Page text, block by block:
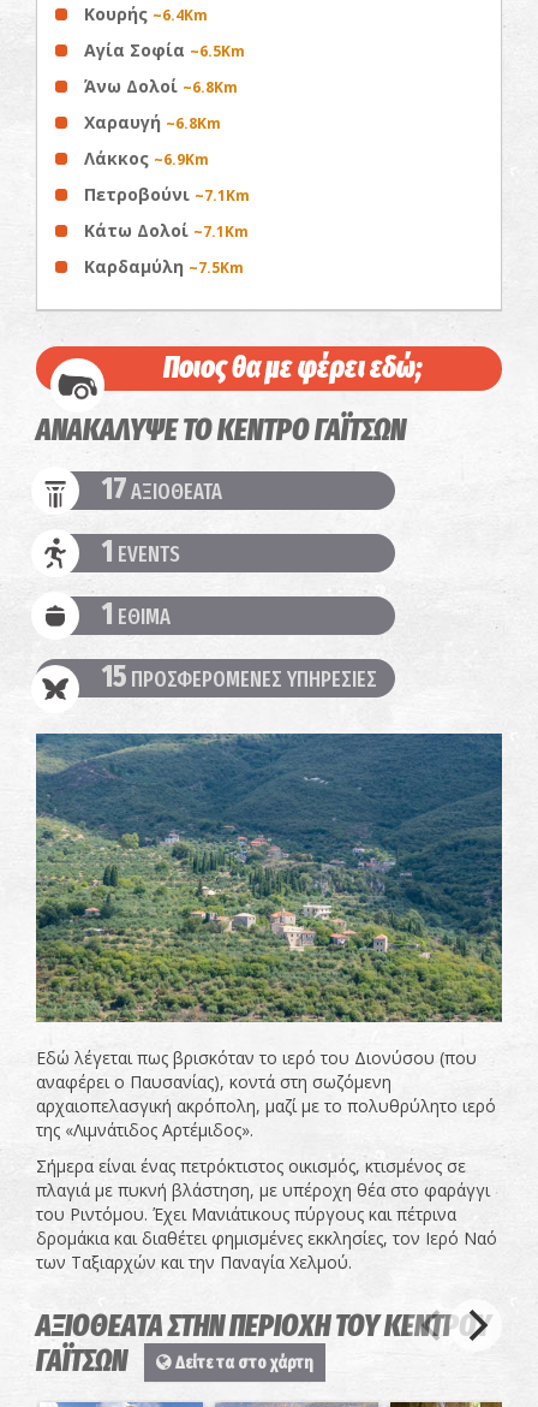
Κουρής ~6.4Km
Αγία Σοφία ~6.5Km
Άνω Δολοί ~6.8Km
Χαραυγή ~6.8Km
Λάκκος ~6.9Km
Πετροβούνι ~7.1Km
Κάτω Δολοί ~7.1Km
Καρδαμύλη ~7.5Km
Ποιος θα με φέρει εδώ;
ΑΝΑΚΑΛΥΨΕ ΤΟ ΚΕΝΤΡΟ ΓΑΪΤΣΩΝ
17ΑΞΙΟΘΕΑΤΑ
1 EVENTS
1 ΕΘΙΜΑ
15 ΠΡΟΣΦΕΡΟΜΕΝΕΣ ΥΠΗΡΕΣΙΕΣ
Εδώ λέγεται πως βρισκόταν το ιερό του Διονύσου (που
αναφέρει ο Παυσανίας), κοντά στη σωζόμενη
αρχαιοπελασγική ακρόπολη, μαζί με το πολυθρύλητο ιερό
της «Λιμνάτιδος Αρτέμιδος».
Σήμερα είναι ένας πετρόκτιστος οικισμός, κτισμένος σε
πλαγιά με πυκνή βλάστηση, με υπέροχη θέα στο φαράγγι
του Ριντόμου. Έχει Μανιάτικους πύργους και πέτρινα
δρομάκια και διαθέτει φημισμένες εκκλησίες, τον Ιερό Ναό
των Ταξιαρχών και την Παναγία Χελμού.
ΑΞΙΟΘΕΑΤΑ ΣΤΗΝ ΠΕΡΙΟΧΗ ΤΟΥ ΚΕΝΤΡΟΥ
ΓΑΪΤΣΩΝ
Δείτε τα στο χάρτη